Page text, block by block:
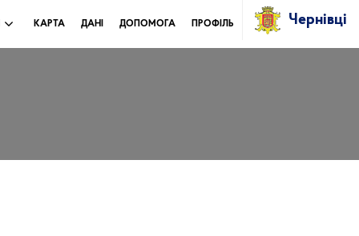
КАРТА ДАНІ ДОПОМОГА ПРОФІЛЬ Чернівці